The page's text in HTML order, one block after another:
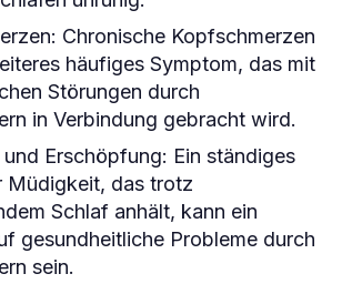
Chronische Kopfschmerzen
häufiges Symptom, das mit
Störungen durch
in Verbindung gebracht wird.
Erschöpfung: Ein ständiges
Müdigkeit, das trotz
Schlaf anhält, kann ein
gesundheitliche Probleme durch
sein.